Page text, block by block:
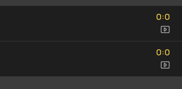
0
0:
0
0
0:0